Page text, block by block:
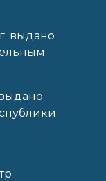
выдано